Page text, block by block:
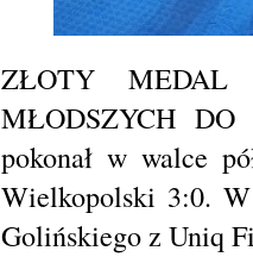
ZŁOTY
MŁODSZYCH
pokonał w walce
Wielkopolski 3:0.
Golińskiego z Uniq